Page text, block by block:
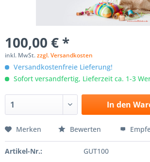
100,00 € *
inkl. MwSt.zzgl. Versandkosten
Versandkostenfreie Lieferung!
Sofort versandfertig, Lieferzeit ca. 1-3
In den
Merken Bewerten
Artikel-Nr.: GUT100